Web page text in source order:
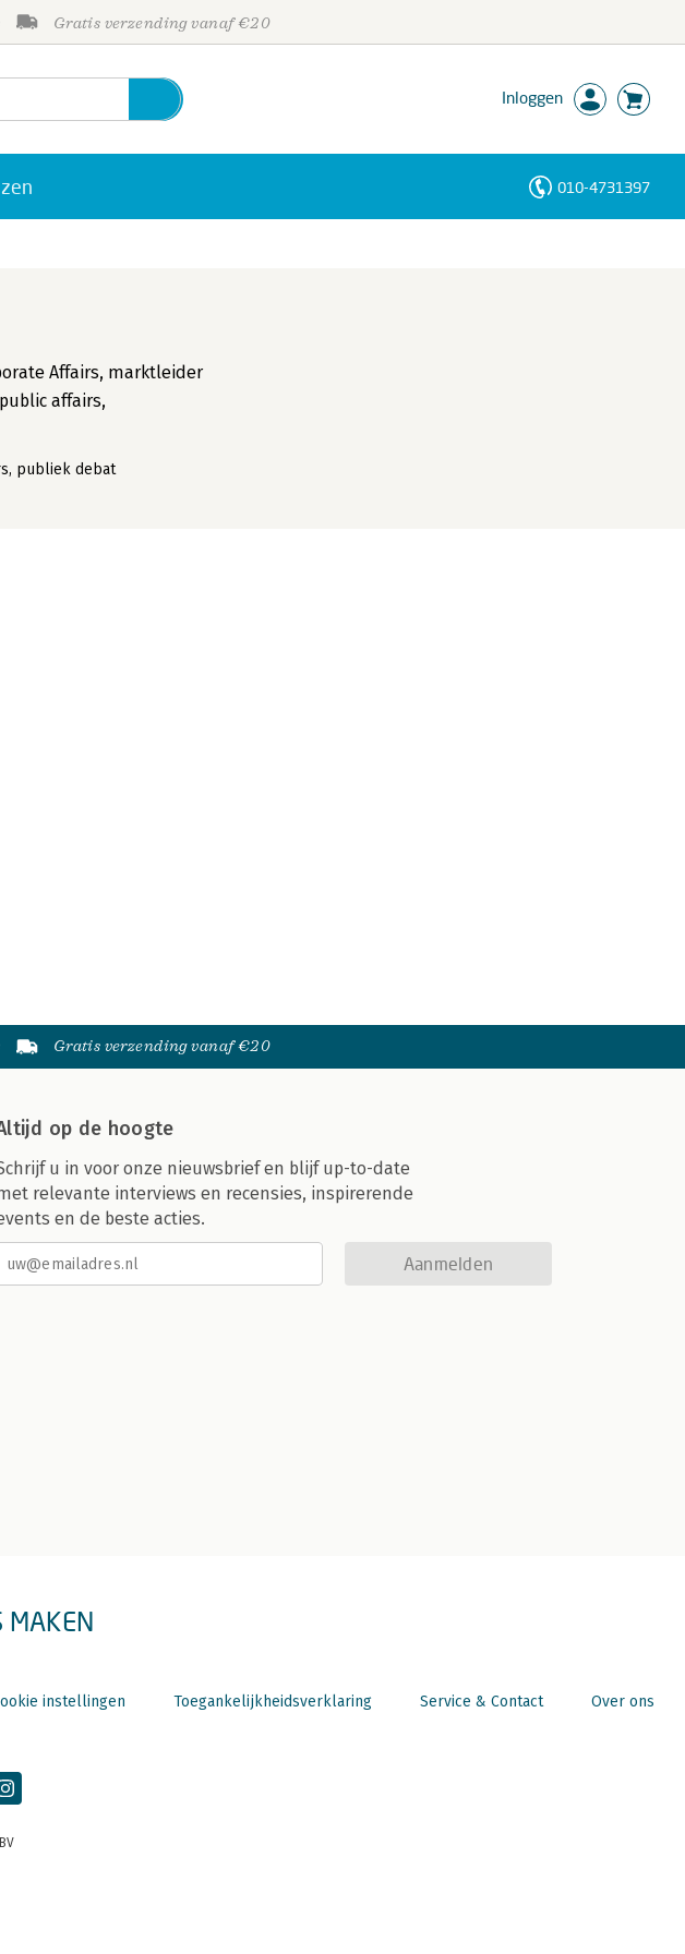
Gratis verzending vanaf €20
Inloggen
010-4731397
Affairs, marktleider
affairs,
publiek debat
Gratis verzending vanaf €20
op de hoogte
u in voor onze nieuwsbrief en blijf up-to-date
relevante interviews en recensies, inspirerende
en de beste acties.
Aanmelden
MAKEN
instellingen Toegankelijkheidsverklaring Service & Contact Over ons
Personen